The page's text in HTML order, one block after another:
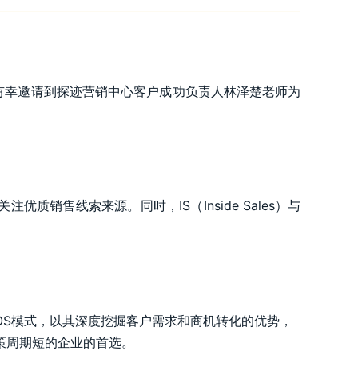
邀请到探迹营销中心客户成功负责人林泽楚老师为
优质销售线索来源。同时，IS（Inside Sales）与
式，以其深度挖掘客户需求和商机转化的优势，
期短的企业的首选。